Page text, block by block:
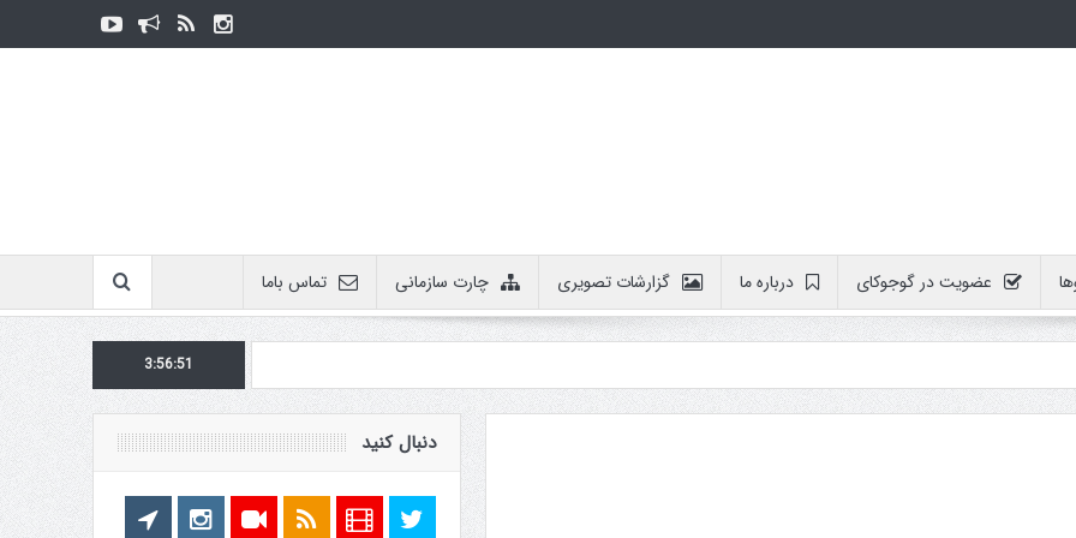
عضویت در گوجوکای درباره ما گزارشات تصویری چارت سازمانی تماس باما
3:56:51
دنبال کنید